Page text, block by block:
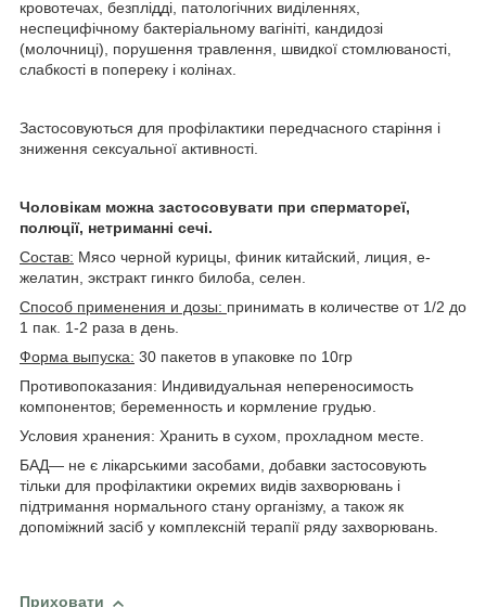
кровотечах, безплідді, патологічних виділеннях,
неспецифічному бактеріальному вагініті, кандидозі
(молочниці), порушення травлення, швидкої стомлюваності,
слабкості в попереку і колінах.
Застосовуються для профілактики передчасного старіння і
зниження сексуальної активності.
Чоловікам можна застосовувати при сперматореї,
полюції, нетриманні сечі.
Состав: Мясо черной курицы, финик китайский, лиция, е-
желатин, экстракт гинкго билоба, селен.
Способ применения и дозы: принимать в количестве от 1/2 до
1 пак. 1-2 раза в день.
Форма выпуска: 30 пакетов в упаковке по 10гр
Противопоказания: Индивидуальная непереносимость
компонентов; беременность и кормление грудью.
Условия хранения: Хранить в сухом, прохладном месте.
БАД— не є лікарськими засобами, добавки застосовують
тільки для профілактики окремих видів захворювань і
підтримання нормального стану організму, а також як
допоміжний засіб у комплексній терапії ряду захворювань.
Приховати